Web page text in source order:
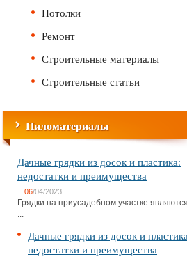
Потолки
Ремонт
Строительные материалы
Строительные статьи
Пиломатериалы
Дачные грядки из досок и пластика:
недостатки и преимущества
06/04/2023
Грядки на приусадебном участке являются
...
Дачные грядки из досок и
недостатки и преимущества